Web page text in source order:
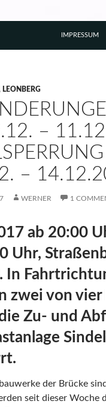
IMPRESSUM
LEONBERG
–
–
WERNER 1
ab 20:00
Uhr,
In
zwei von vier
Zu- und
der Brücke
seit dieser Woche